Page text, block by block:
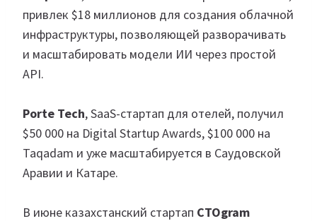
привлек $18 миллионов для создания облачной
инфраструктуры, позволяющей разворачивать
и масштабировать модели ИИ через простой
API.
Porte Tech, SaaS-стартап для отелей, получил
$50 000 на Digital Startup Awards, $100 000 на
Taqadam и уже масштабируется в Саудовской
Аравии и Катаре.
В июне казахстанский стартап CTOgram